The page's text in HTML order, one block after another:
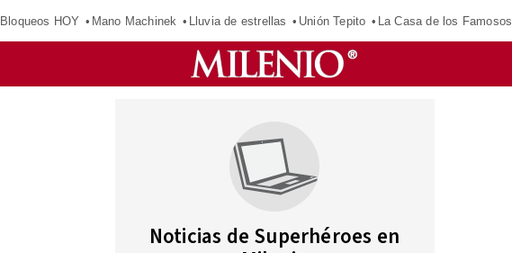
Bloqueos HOY Mano Machinek Lluvia de estrellas Unión Tepito La Casa de los Famosos
Noticias de Superhéroes en